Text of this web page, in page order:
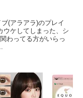
(アラアラ)のプレイ
ウケしてしまった、シ
わってる方がいらっ